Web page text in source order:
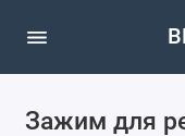
Зажим для